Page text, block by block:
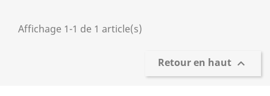
Affichage 1-1 de 1 article(s)
Retour en haut 